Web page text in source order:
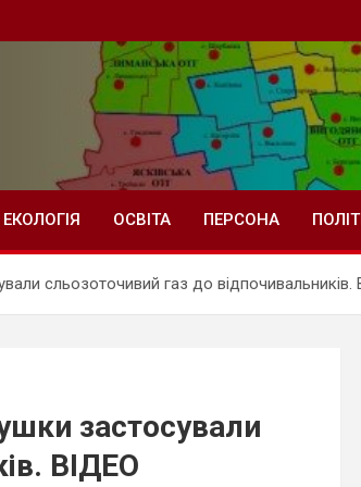
ЕКОЛОГІЯ ОСВІТА ПЕРСОНА
сльозоточивий газ до відпочивальників.
застосували
ВІДЕО